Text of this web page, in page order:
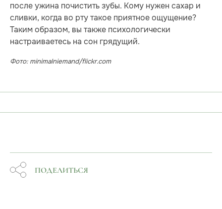
после ужина почистить зубы. Кому нужен сахар и
сливки, когда во рту такое приятное ощущение?
Таким образом, вы также психологически
настраиваетесь на сон грядущий.
Фото: minimalniemand/flickr.com
ПОДЕЛИТЬСЯ